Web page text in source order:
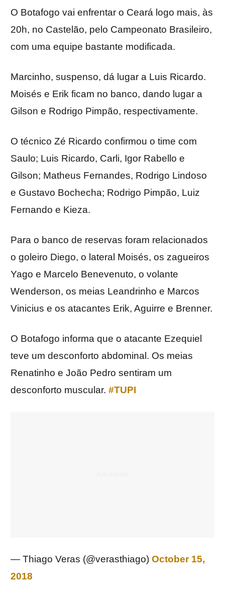
O Botafogo vai enfrentar o Ceará logo mais, às
20h, no Castelão, pelo Campeonato Brasileiro,
com uma equipe bastante modificada.
Marcinho, suspenso, dá lugar a Luis Ricardo.
Moisés e Erik ficam no banco, dando lugar a
Gilson e Rodrigo Pimpão, respectivamente.
O técnico Zé Ricardo confirmou o time com
Saulo; Luis Ricardo, Carli, Igor Rabello e
Gilson; Matheus Fernandes, Rodrigo Lindoso
e Gustavo Bochecha; Rodrigo Pimpão, Luiz
Fernando e Kieza.
Para o banco de reservas foram relacionados
o goleiro Diego, o lateral Moisés, os zagueiros
Yago e Marcelo Benevenuto, o volante
Wenderson, os meias Leandrinho e Marcos
Vinicius e os atacantes Erik, Aguirre e Brenner.
O Botafogo informa que o atacante Ezequiel
teve um desconforto abdominal. Os meias
Renatinho e João Pedro sentiram um
desconforto muscular. #TUPI
— Thiago Veras (@verasthiago) October 15,
2018